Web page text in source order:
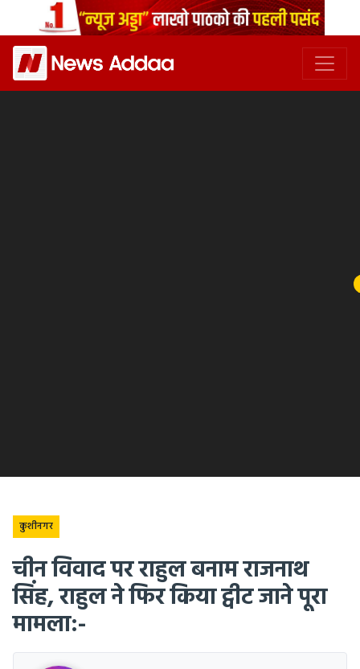
कुशीनगर
चीन विवाद पर राहुल बनाम राजनाथ
सिंह, राहुल ने फिर किया ट्वीट जाने पूरा
मामला:-